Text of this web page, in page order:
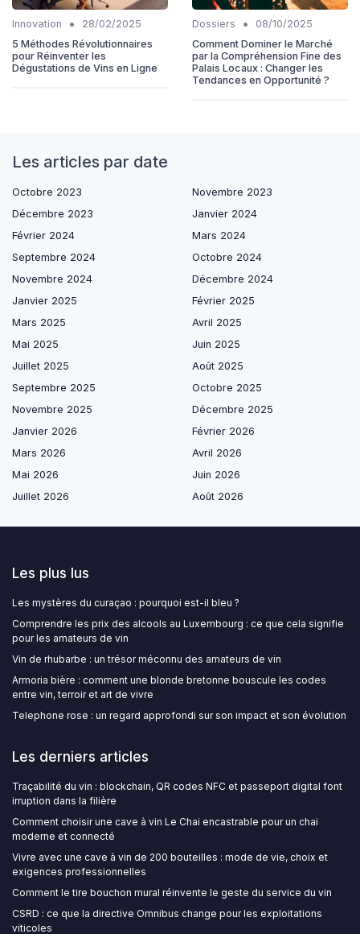
Innovation •
28/02/2025
5 Méthodes Révolutionnaires
pour Réinventer les
Dégustations de Vins en Ligne
Dossiers •
08/10/2025
Comment Dominer le Marché
par la Compréhension Fine des
Palais Locaux : Changer les
Tendances en Opportunité ?
Les articles par date
Octobre 2023
Novembre 2023
Décembre 2023
Janvier 2024
Février 2024
Mars 2024
Septembre 2024
Octobre 2024
Novembre 2024
Décembre 2024
Janvier 2025
Février 2025
Mars 2025
Avril 2025
Mai 2025
Juin 2025
Juillet 2025
Août 2025
Septembre 2025
Octobre 2025
Novembre 2025
Décembre 2025
Janvier 2026
Février 2026
Mars 2026
Avril 2026
Mai 2026
Juin 2026
Juillet 2026
Août 2026
Les plus lus
Les mystères du curaçao : pourquoi est-il bleu ?
Comprendre les prix des alcools au Luxembourg : ce que cela signifie
pour les amateurs de vin
Vin de rhubarbe : un trésor méconnu des amateurs de vin
Armoria bière : comment une blonde bretonne bouscule les codes
entre vin, terroir et art de vivre
Telephone rose : un regard approfondi sur son impact et son évolution
Les derniers articles
Traçabilité du vin : blockchain, QR codes NFC et passeport digital font
irruption dans la filière
Comment choisir une cave à vin Le Chai encastrable pour un chai
moderne et connecté
Vivre avec une cave à vin de 200 bouteilles : mode de vie, choix et
exigences professionnelles
Comment le tire bouchon mural réinvente le geste du service du vin
CSRD : ce que la directive Omnibus change pour les exploitations
viticoles